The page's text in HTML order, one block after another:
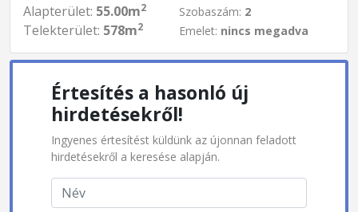
Alapterület: 55.00m2
Telekterület: 578m2
Szobaszám: 2
Emelet: nincs megadva
Értesítés a hasonló új
hirdetésekről!
Ingyenes értesítést küldünk az újonnan feladott
hirdetésekről a keresése alapján.